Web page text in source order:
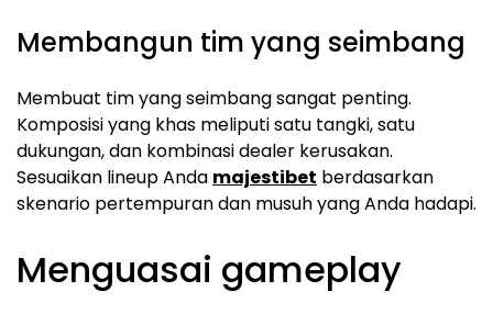
Membangun tim yang seimbang
Membuat tim yang seimbang sangat penting.
Komposisi yang khas meliputi satu tangki, satu
dukungan, dan kombinasi dealer kerusakan.
Sesuaikan lineup Anda majestibet berdasarkan
skenario pertempuran dan musuh yang Anda hadapi.
Menguasai gameplay